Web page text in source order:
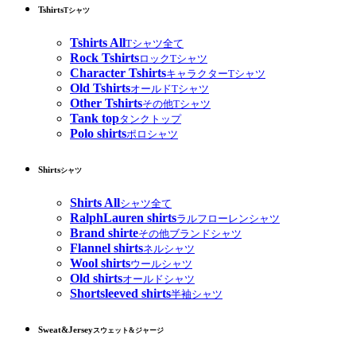
TshirtsTシャツ
Tshirts AllTシャツ全て
Rock TshirtsロックTシャツ
Character TshirtsキャラクターTシャツ
Old TshirtsオールドTシャツ
Other Tshirtsその他Tシャツ
Tank topタンクトップ
Polo shirtsポロシャツ
Shirtsシャツ
Shirts Allシャツ全て
RalphLauren shirtsラルフローレンシャツ
Brand shirteその他ブランドシャツ
Flannel shirtsネルシャツ
Wool shirtsウールシャツ
Old shirtsオールドシャツ
Shortsleeved shirts半袖シャツ
Sweat&Jerseyスウェット&ジャージ